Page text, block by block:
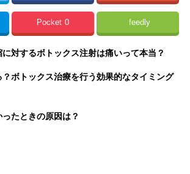
Pocket 0 feedly
対するボトックス注射は痛いって本当？
？ボトックス治療を行う効果的なタイミング
たときの原因は？